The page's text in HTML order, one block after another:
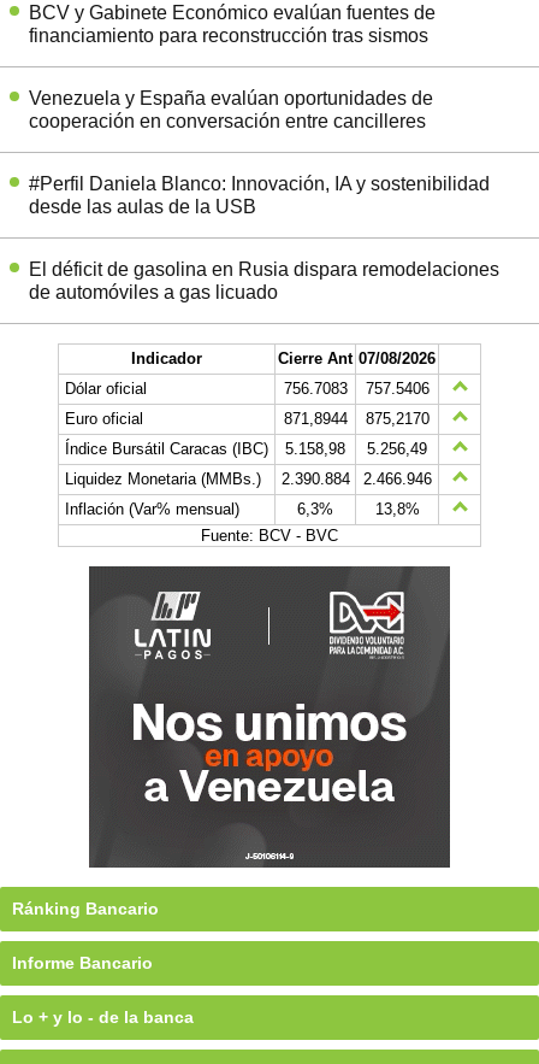
BCV y Gabinete Económico evalúan fuentes de
financiamiento para reconstrucción tras sismos
Venezuela y España evalúan oportunidades de
cooperación en conversación entre cancilleres
#Perfil Daniela Blanco: Innovación, IA y sostenibilidad
desde las aulas de la USB
El déficit de gasolina en Rusia dispara remodelaciones
de automóviles a gas licuado
Indicador Cierre Ant 07/08/2026
Dólar oficial
756.7083
757.5406
Euro oficial
871,8944
875,2170
Índice Bursátil Caracas (IBC)
5.158,98
5.256,49
Liquidez Monetaria (MMBs.)
2.390.884
2.466.946
Inflación (Var% mensual)
6,3%
13,8%
Fuente: BCV - BVC
Ránking Bancario
Informe Bancario
Lo + y lo - de la banca